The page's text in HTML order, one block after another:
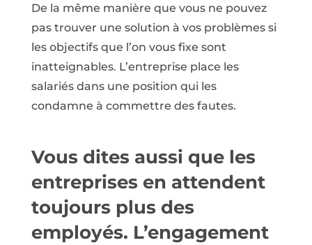
De la même manière que vous ne pouvez
pas trouver une solution à vos problèmes si
les objectifs que l’on vous fixe sont
inatteignables. L’entreprise place les
salariés dans une position qui les
condamne à commettre des fautes.
Vous dites aussi que les
entreprises en attendent
toujours plus des
employés. L’engagement